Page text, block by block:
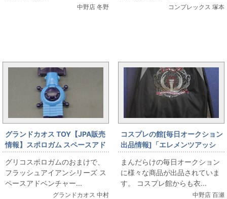
中野店 冬野 コンプレックス 塚本
グランドカオス TOY【JPA販売
情報】スポロガム スペースアド
ベンチャー うちゅうせんかん
グリコスポロガムのおまけで、
フラッシュアイアンシリーズ ス
ペースアドベンチャー...
グランドカオス 中村
コスプレの館[毎日オークション
出品情報]「エレメンツアッシ
ュ/Fate/Grand Order-終局特異
点 冠位時間神殿ソロモン-
×OIOI/スカジャン/Lサイズ(日本
サイズ)」を出品しています
まんだらけの毎日オークション
に様々な商品が出品されていま
す。 コスプレ館からも衣...
中野店 百瀬